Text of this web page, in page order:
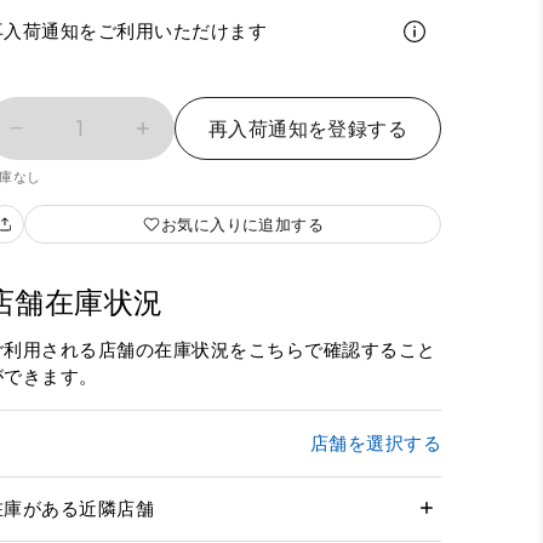
入荷通知をご利用いただけます
1 再入荷通知を登録する
なし
お気に入りに追加する
舗在庫状況
利用される店舗の在庫状況をこちらで確認すること
きます。
店舗を選択する
庫がある近隣店舗